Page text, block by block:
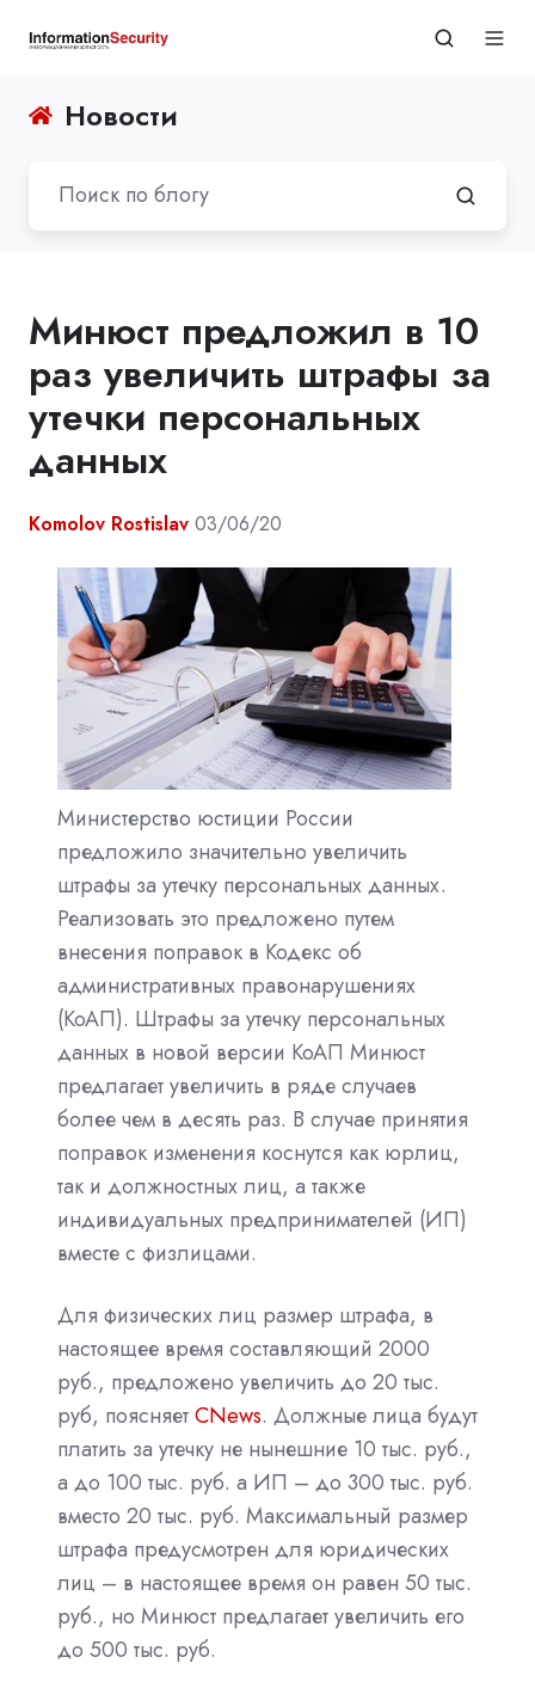
Новости
Минюст предложил в 10
раз увеличить штрафы за
утечки персональных
данных
Komolov Rostislav 03/06/20
Министерство юстиции России
предложило значительно увеличить
штрафы за утечку персональных данных.
Реализовать это предложено путем
внесения поправок в Кодекс об
административных правонарушениях
(КоАП). Штрафы за утечку персональных
данных в новой версии КоАП Минюст
предлагает увеличить в ряде случаев
более чем в десять раз. В случае принятия
поправок изменения коснутся как юрлиц,
так и должностных лиц, а также
индивидуальных предпринимателей (ИП)
вместе с физлицами.
Для физических лиц размер штрафа, в
настоящее время составляющий 2000
руб., предложено увеличить до 20 тыс.
руб, поясняетCNews. Должные лица будут
платить за утечку не нынешние 10 тыс. руб.,
а до 100 тыс. руб. а ИП – до 300 тыс. руб.
вместо 20 тыс. руб. Максимальный размер
штрафа предусмотрен для юридических
лиц – в настоящее время он равен 50 тыс.
руб., но Минюст предлагает увеличить его
до 500 тыс. руб.